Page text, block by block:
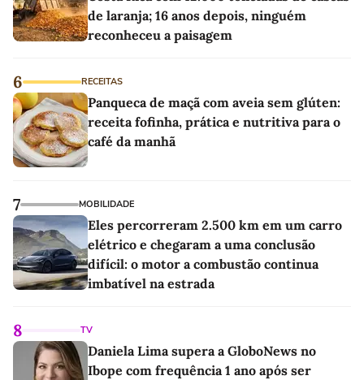
de laranja; 16 anos depois, ninguém
reconheceu a paisagem
6 RECEITAS
Panqueca de maçã com aveia sem glúten:
receita fofinha, prática e nutritiva para o
café da manhã
7 MOBILIDADE
Eles percorreram 2.500 km em um carro
elétrico e chegaram a uma conclusão
difícil: o motor a combustão continua
imbatível na estrada
8 TV
Daniela Lima supera a GloboNews no
Ibope com frequência 1 ano após ser